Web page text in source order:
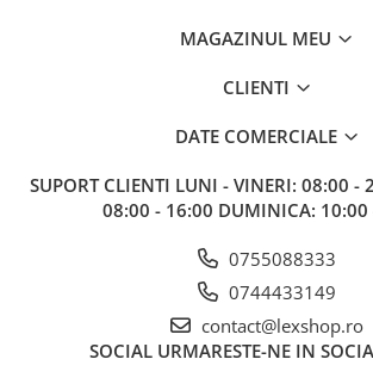
Plusuri si papusi
Decoratiuni
Studio Ghibli/My Neighbor
Totoro/Kiki etc
MAGAZINUL MEU
CLIENTI
DATE COMERCIALE
SUPORT CLIENTI LUNI - VINERI: 08:00 -
08:00 - 16:00 DUMINICA: 10:00
0755088333
0744433149
contact@lexshop.ro
SOCIAL URMARESTE-NE IN